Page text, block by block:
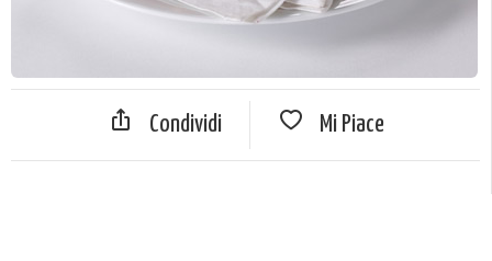
Condividi Mi Piace